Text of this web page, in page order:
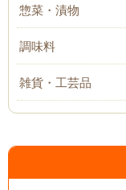
惣菜・漬物
調味料
雑貨・工芸品